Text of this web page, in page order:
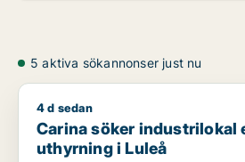
5 aktiva sökannonser just nu
Carina söker industrilokal eller
4 d sedan
Carina söker industrilokal
uthyrning i Luleå